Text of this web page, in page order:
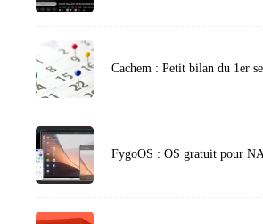
Cachem : Petit bilan du 1er
FygoOS : OS gratuit pour